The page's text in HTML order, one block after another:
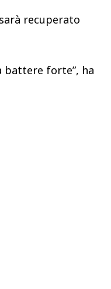
recuperato
battere forte”, ha